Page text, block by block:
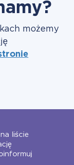
możemy
liście